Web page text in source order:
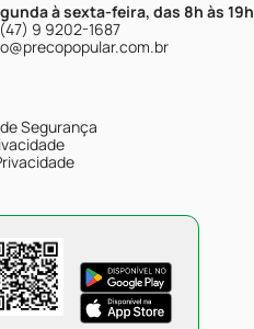
à sexta-feira, das 8h às 19h
9 9202-1687
Segurança